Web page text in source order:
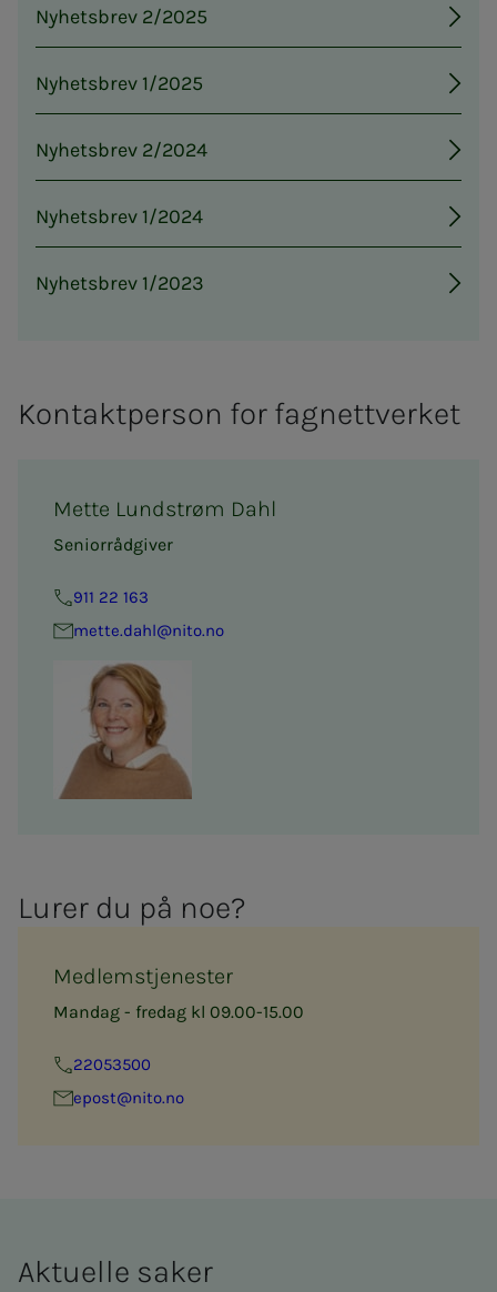
Nyhetsbrev 2/2025
Nyhetsbrev 1/2025
Nyhetsbrev 2/2024
Nyhetsbrev 1/2024
Nyhetsbrev 1/2023
Kontaktperson for fagnettverket
Mette Lundstrøm Dahl
Seniorrådgiver
911 22 163
mette.dahl@nito.no
Lu­­­rer du på noe?
Medlemstjenester
Mandag - fredag kl 09.00-15.00
22053500
epost@nito.no
Ak­tu­el­­­le sa­­­ker